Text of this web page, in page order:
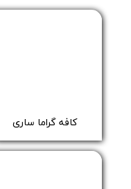
کافه گراما ساری